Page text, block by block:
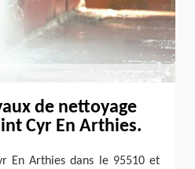
de nettoyage
Cyr En Arthies.
En Arthies dans le 95510 et